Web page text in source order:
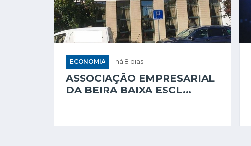
ECONOMIA há 8 dias
ASSOCIAÇÃO EMPRESARIAL
DA BEIRA BAIXA ESCL...